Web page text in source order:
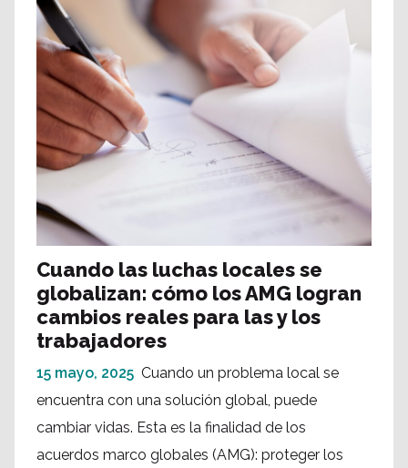
Cuando las luchas locales se
globalizan: cómo los AMG logran
cambios reales para las y los
trabajadores
15 mayo, 2025 Cuando un problema local se
encuentra con una solución global, puede
cambiar vidas. Esta es la finalidad de los
acuerdos marco globales (AMG): proteger los